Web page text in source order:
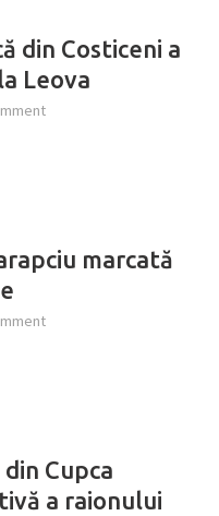
din Costiceni a
Leova
marcată
Cupca
a raionului